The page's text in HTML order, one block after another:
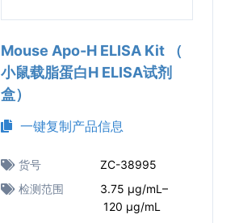
Mouse Apo-H ELISA Kit （
小鼠载脂蛋白H ELISA试剂
盒）
一键复制产品信息
货号
ZC-38995
检测范围
3.75 μg/mL–
120 μg/mL